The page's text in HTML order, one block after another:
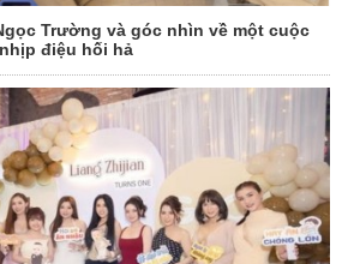
Trường và góc nhìn về một cuộc
điệu hối hả